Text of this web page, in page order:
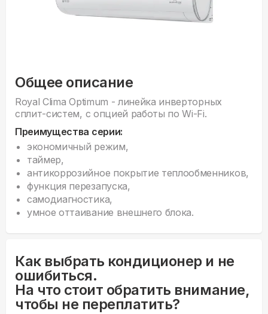
Общее описание
Royal Clima Optimum - линейка инверторных
сплит-систем, с опцией работы по Wi-Fi.
Преимущества серии:
экономичный режим,
таймер,
антикоррозийное покрытие теплообменников,
функция перезапуска,
самодиагностика,
умное оттаивание внешнего блока.
Как выбрать кондиционер и не
ошибиться.
На что стоит обратить внимание,
чтобы не переплатить?